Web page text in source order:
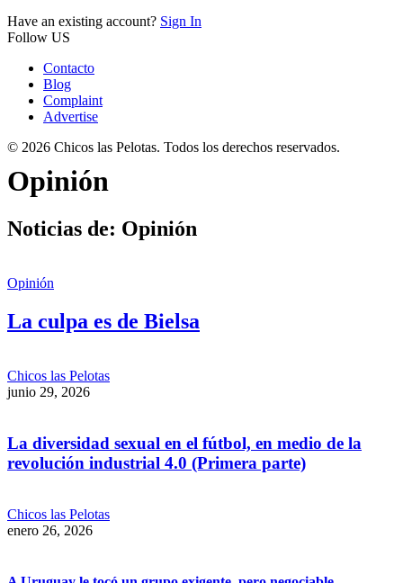
Have an existing account? Sign In
Follow US
Contacto
Blog
Complaint
Advertise
© 2026 Chicos las Pelotas. Todos los derechos reservados.
Opinión
Noticias de: Opinión
Opinión
La culpa es de Bielsa
Chicos las Pelotas
junio 29, 2026
La diversidad sexual en el fútbol, en medio de la
revolución industrial 4.0 (Primera parte)
Chicos las Pelotas
enero 26, 2026